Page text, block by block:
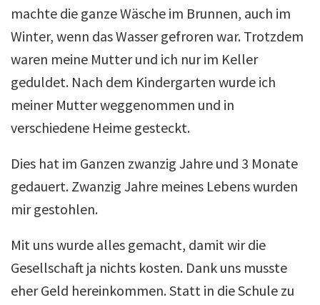
machte die ganze Wäsche im Brunnen, auch im
Winter, wenn das Wasser gefroren war. Trotzdem
waren meine Mutter und ich nur im Keller
geduldet. Nach dem Kindergarten wurde ich
meiner Mutter weggenommen und in
verschiedene Heime gesteckt.
Dies hat im Ganzen zwanzig Jahre und 3 Monate
gedauert. Zwanzig Jahre meines Lebens wurden
mir gestohlen.
Mit uns wurde alles gemacht, damit wir die
Gesellschaft ja nichts kosten. Dank uns musste
eher Geld hereinkommen. Statt in die Schule zu